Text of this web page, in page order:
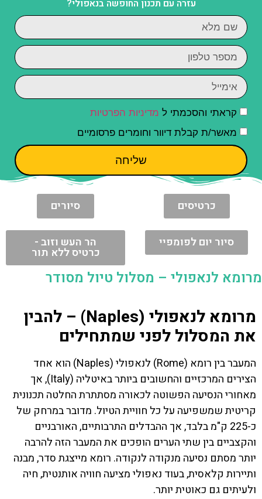
עזרה עם תכנון החופשה בנאפולי?
קראתי והסכמתי ל מדיניות הפרטיות
מאשר/ת קבלת דיוור וחומרים פרסומיים
שליחה
כרטיסים סיורים
סיור יום לפומפיי הר העש וזוב -
כרטיס ללא תור
מרומא לנאפולי – מסלול טיול מסודר
מרומא לנאפולי (Naples) – להבין
את המסלול לפני שמתחילים
המעבר בין רומא (Rome) לנאפולי (Naples) הוא אחד
הצירים המרכזיים והחשובים ביותר באיטליה (Italy), אך
מאחורי הנסיעה הפשוטה לכאורה מסתתרת החלטה תכנונית
קריטית שמשפיעה על כל חוויית הטיול. מדובר במרחק של
כ-225 ק"מ בלבד, אך ההבדלים התרבותיים, האורבניים
והקצביים בין שתי הערים הופכים את המעבר הזה להרבה
יותר מסתם נסיעה מנקודה לנקודה. רומא מייצגת סדר, מבנה
ותיירות קלאסית, בעוד נאפולי מציעה חוויה אותנטית, חיה
ולעיתים גם כאוטית יותר.